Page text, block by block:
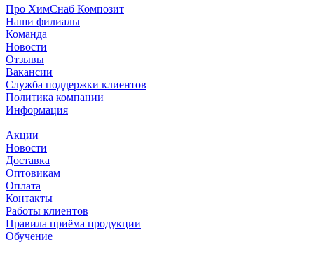
Про ХимСнаб Композит
Наши филиалы
Команда
Новости
Отзывы
Вакансии
Служба поддержки клиентов
Политика компании
Информация
Акции
Новости
Доставка
Оптовикам
Оплата
Контакты
Работы клиентов
Правила приёма продукции
Обучение